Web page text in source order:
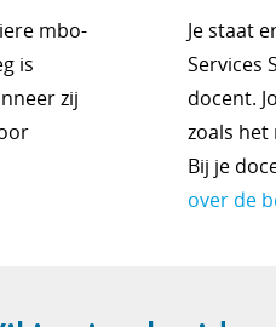
mbo-
is
zij
Je staat
Services
docent.
zoals het
Bij je
over de